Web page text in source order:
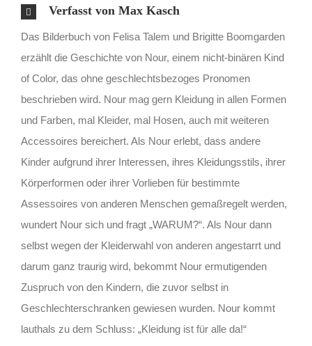
Verfasst von Max Kasch
Das Bilderbuch von Felisa Talem und Brigitte Boomgarden
erzählt die Geschichte von Nour, einem nicht-binären Kind
of Color, das ohne geschlechtsbezoges Pronomen
beschrieben wird. Nour mag gern Kleidung in allen Formen
und Farben, mal Kleider, mal Hosen, auch mit weiteren
Accessoires bereichert. Als Nour erlebt, dass andere
Kinder aufgrund ihrer Interessen, ihres Kleidungsstils, ihrer
Körperformen oder ihrer Vorlieben für bestimmte
Assessoires von anderen Menschen gemaßregelt werden,
wundert Nour sich und fragt „WARUM?“. Als Nour dann
selbst wegen der Kleiderwahl von anderen angestarrt und
darum ganz traurig wird, bekommt Nour ermutigenden
Zuspruch von den Kindern, die zuvor selbst in
Geschlechterschranken gewiesen wurden. Nour kommt
lauthals zu dem Schluss: „Kleidung ist für alle da!“